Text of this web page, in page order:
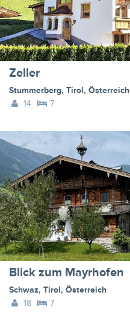
Zeller
Stummerberg, Tirol, Österreich
14
7
Blick zum Mayrhofen
Schwaz, Tirol, Österreich
18
7